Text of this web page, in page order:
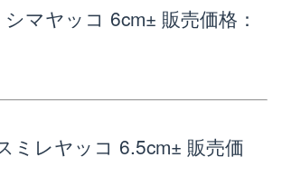
シマヤッコ 6cm± 販売価格：
ミレヤッコ 6.5cm± 販売価